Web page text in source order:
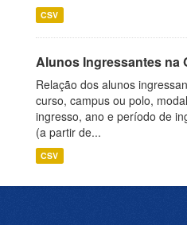
CSV
Alunos Ingressantes na
Relação dos alunos
curso, campus ou polo,
ingresso, ano e período de
(a partir de...
CSV